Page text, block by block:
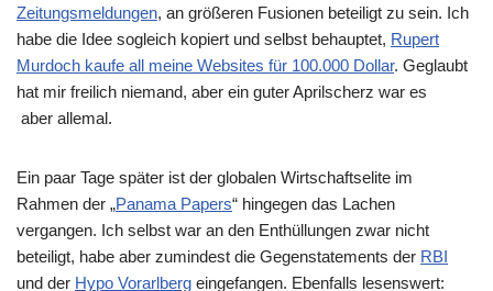
Zeitungsmeldungen, an größeren Fusionen beteiligt zu sein. Ich
habe die Idee sogleich kopiert und selbst behauptet, Rupert
Murdoch kaufe all meine Websites für 100.000 Dollar. Geglaubt
hat mir freilich niemand, aber ein guter Aprilscherz war es
aber allemal.
Ein paar Tage später ist der globalen Wirtschaftselite im
Rahmen der „Panama Papers“ hingegen das Lachen
vergangen. Ich selbst war an den Enthüllungen zwar nicht
beteiligt, habe aber zumindest die Gegenstatements der RBI
und der Hypo Vorarlberg eingefangen. Ebenfalls lesenswert: